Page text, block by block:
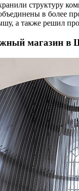
структуру
в более
а также решил
магазин в